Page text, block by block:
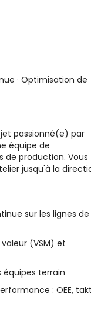
· Optimisation de
passionné(e) par
équipe de
de production. Vous
jusqu'à la
sur les lignes de
(VSM) et
équipes terrain
: OEE, takt